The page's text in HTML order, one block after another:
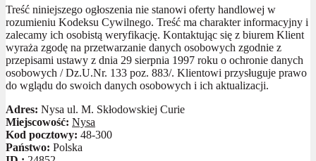
Treść niniejszego ogłoszenia nie stanowi oferty handlowej w
rozumieniu Kodeksu Cywilnego. Treść ma charakter informacyjny i
zalecamy ich osobistą weryfikację. Kontaktując się z biurem Klient
wyraża zgodę na przetwarzanie danych osobowych zgodnie z
przepisami ustawy z dnia 29 sierpnia 1997 roku o ochronie danych
osobowych / Dz.U.Nr. 133 poz. 883/. Klientowi przysługuje prawo
do wglądu do swoich danych osobowych i ich aktualizacji.
Adres: Nysa ul. M. Skłodowskiej Curie
Miejscowość: Nysa
Kod pocztowy: 48-300
Państwo: Polska